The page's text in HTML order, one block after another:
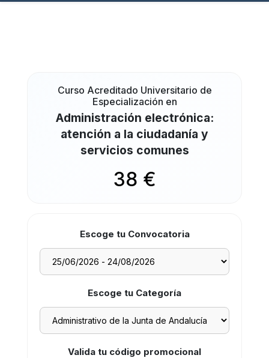
Curso Acreditado Universitario de
Especialización en
Administración electrónica:
atención a la ciudadanía y
servicios comunes
38 €
Escoge tu Convocatoria
Escoge tu Categoría
Valida tu código promocional